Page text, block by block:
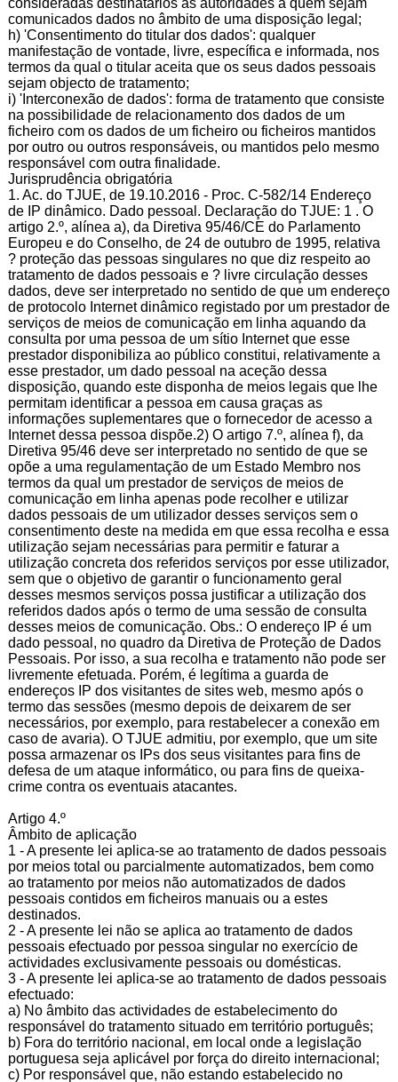
consideradas destinatários as autoridades a quem sejam
comunicados dados no âmbito de uma disposição legal;
h) 'Consentimento do titular dos dados': qualquer
manifestação de vontade, livre, específica e informada, nos
termos da qual o titular aceita que os seus dados pessoais
sejam objecto de tratamento;
i) 'Interconexão de dados': forma de tratamento que consiste
na possibilidade de relacionamento dos dados de um
ficheiro com os dados de um ficheiro ou ficheiros mantidos
por outro ou outros responsáveis, ou mantidos pelo mesmo
responsável com outra finalidade.
Jurisprudência obrigatória
1. Ac. do TJUE, de 19.10.2016 - Proc. C-582/14 Endereço
de IP dinâmico. Dado pessoal. Declaração do TJUE: 1 . O
artigo 2.º, alínea a), da Diretiva 95/46/CE do Parlamento
Europeu e do Conselho, de 24 de outubro de 1995, relativa
? proteção das pessoas singulares no que diz respeito ao
tratamento de dados pessoais e ? livre circulação desses
dados, deve ser interpretado no sentido de que um endereço
de protocolo Internet dinâmico registado por um prestador de
serviços de meios de comunicação em linha aquando da
consulta por uma pessoa de um sítio Internet que esse
prestador disponibiliza ao público constitui, relativamente a
esse prestador, um dado pessoal na aceção dessa
disposição, quando este disponha de meios legais que lhe
permitam identificar a pessoa em causa graças as
informações suplementares que o fornecedor de acesso a
Internet dessa pessoa dispõe.2) O artigo 7.º, alínea f), da
Diretiva 95/46 deve ser interpretado no sentido de que se
opõe a uma regulamentação de um Estado Membro nos
termos da qual um prestador de serviços de meios de
comunicação em linha apenas pode recolher e utilizar
dados pessoais de um utilizador desses serviços sem o
consentimento deste na medida em que essa recolha e essa
utilização sejam necessárias para permitir e faturar a
utilização concreta dos referidos serviços por esse utilizador,
sem que o objetivo de garantir o funcionamento geral
desses mesmos serviços possa justificar a utilização dos
referidos dados após o termo de uma sessão de consulta
desses meios de comunicação. Obs.: O endereço IP é um
dado pessoal, no quadro da Diretiva de Proteção de Dados
Pessoais. Por isso, a sua recolha e tratamento não pode ser
livremente efetuada. Porém, é legítima a guarda de
endereços IP dos visitantes de sites web, mesmo após o
termo das sessões (mesmo depois de deixarem de ser
necessários, por exemplo, para restabelecer a conexão em
caso de avaria). O TJUE admitiu, por exemplo, que um site
possa armazenar os IPs dos seus visitantes para fins de
defesa de um ataque informático, ou para fins de queixa-
crime contra os eventuais atacantes.
Artigo 4.º
Âmbito de aplicação
1 - A presente lei aplica-se ao tratamento de dados pessoais
por meios total ou parcialmente automatizados, bem como
ao tratamento por meios não automatizados de dados
pessoais contidos em ficheiros manuais ou a estes
destinados.
2 - A presente lei não se aplica ao tratamento de dados
pessoais efectuado por pessoa singular no exercício de
actividades exclusivamente pessoais ou domésticas.
3 - A presente lei aplica-se ao tratamento de dados pessoais
efectuado:
a) No âmbito das actividades de estabelecimento do
responsável do tratamento situado em território português;
b) Fora do território nacional, em local onde a legislação
portuguesa seja aplicável por força do direito internacional;
c) Por responsável que, não estando estabelecido no